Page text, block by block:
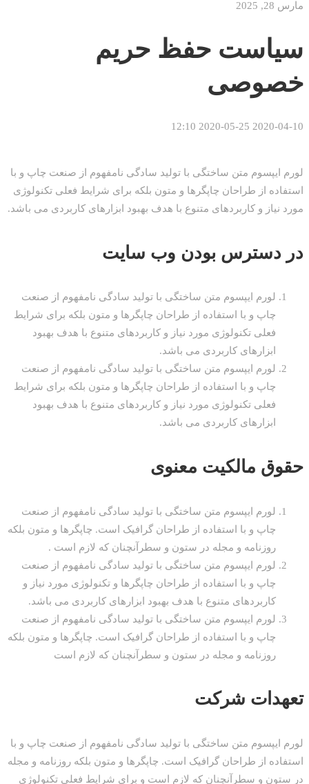
مارس 28, 2025
سیاست حفظ حریم
خصوصی
2020-04-10
2020-05-25 12:10
حفظ
حریم
لورم ایپسوم متن ساختگی با تولید سادگی نامفهوم از صنعت چاپ و با
استفاده از طراحان چاپگرها و متون بلکه برای شرایط فعلی تکنولوژی
مورد نیاز و کاربردهای متنوع با هدف بهبود ابزارهای کاربردی می باشد.
در دسترس بودن وب سایت
لورم ایپسوم متن ساختگی با تولید سادگی نامفهوم از صنعت
چاپ و با استفاده از طراحان چاپگرها و متون بلکه برای شرایط
فعلی تکنولوژی مورد نیاز و کاربردهای متنوع با هدف بهبود
ابزارهای کاربردی می باشد.
لورم ایپسوم متن ساختگی با تولید سادگی نامفهوم از صنعت
چاپ و با استفاده از طراحان چاپگرها و متون بلکه برای شرایط
فعلی تکنولوژی مورد نیاز و کاربردهای متنوع با هدف بهبود
ابزارهای کاربردی می باشد.
حقوق مالکیت معنوی
لورم ایپسوم متن ساختگی با تولید سادگی نامفهوم از صنعت
چاپ و با استفاده از طراحان گرافیک است. چاپگرها و متون بلکه
روزنامه و مجله در ستون و سطرآنچنان که لازم است .
لورم ایپسوم متن ساختگی با تولید سادگی نامفهوم از صنعت
چاپ و با استفاده از طراحان چاپگرها و تکنولوژی مورد نیاز و
کاربردهای متنوع با هدف بهبود ابزارهای کاربردی می باشد.
لورم ایپسوم متن ساختگی با تولید سادگی نامفهوم از صنعت
چاپ و با استفاده از طراحان گرافیک است. چاپگرها و متون بلکه
روزنامه و مجله در ستون و سطرآنچنان که لازم است
تعهدات شرکت
لورم ایپسوم متن ساختگی با تولید سادگی نامفهوم از صنعت چاپ و با
استفاده از طراحان گرافیک است. چاپگرها و متون بلکه روزنامه و مجله
در ستون و سطرآنچنان که لازم است و برای شرایط فعلی تکنولوژی